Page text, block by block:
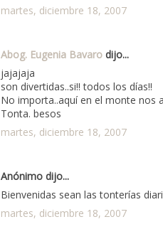
martes, diciembre 18, 2007
Abog. Eugenia Bavaro dijo...
jajajaja
son divertidas..si!! todos los días!!
No importa..aquí en el monte nos
Tonta. besos
martes, diciembre 18, 2007
Anónimo dijo...
Bienvenidas sean las tonterías
martes, diciembre 18, 2007